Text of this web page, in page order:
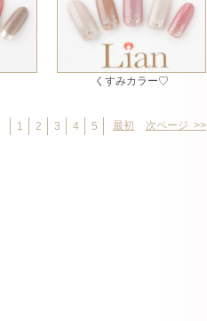
くすみカラー♡
最初 次ページ >>
1 2 3 4 5